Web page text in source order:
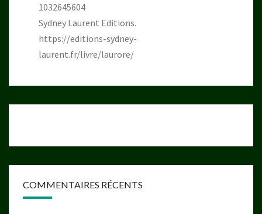
1032645604
Sydney Laurent Editions.
https://editions-sydney-
laurent.fr/livre/laurore/
COMMENTAIRES RÉCENTS